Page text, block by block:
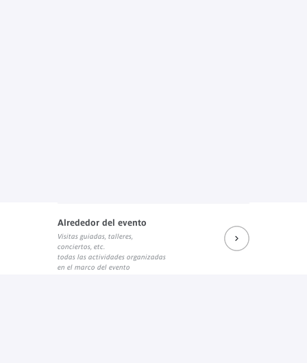
Alrededor del evento
Visitas guiadas, talleres,
conciertos, etc.
todas las actividades organizadas
en el marco del evento